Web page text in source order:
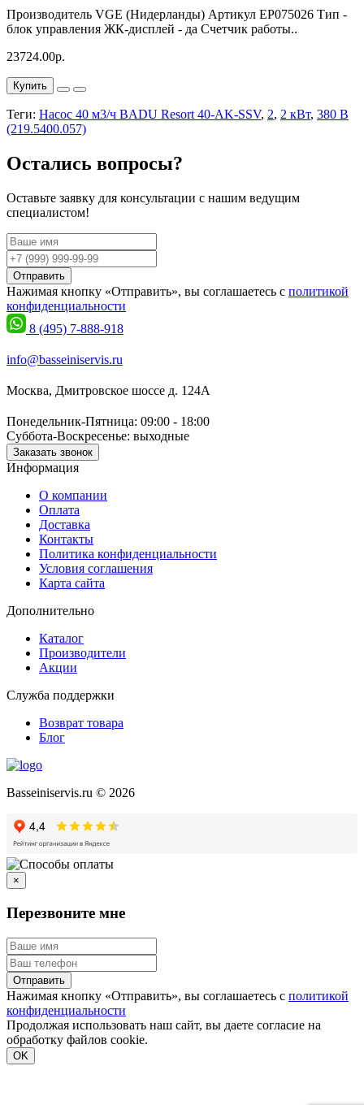
Производитель VGE (Нидерланды) Артикул EP075026 Тип -
блок управления ЖК-дисплей - да Счетчик работы..
23724.00р.
Купить
Теги: Насос 40 м3/ч BADU Resort 40-AK-SSV, 2, 2 кВт, 380 В
(219.5400.057)
Остались вопросы?
Оставьте заявку для консультации с нашим ведущим
специалистом!
Отправить
Нажимая кнопку «Отправить», вы соглашаетесь с политикой
конфиденциальности
8 (495) 7-888-918
info@basseiniservis.ru
Москва, Дмитровское шоссе д. 124А
Понедельник-Пятница: 09:00 - 18:00
Суббота-Воскресенье: выходные
Заказать звонок
Информация
О компании
Оплата
Доставка
Контакты
Политика конфиденциальности
Условия соглашения
Карта сайта
Дополнительно
Каталог
Производители
Акции
Служба поддержки
Возврат товара
Блог
Basseiniservis.ru © 2026
×
Перезвоните мне
Отправить
Нажимая кнопку «Отправить», вы соглашаетесь с политикой
конфиденциальности
Продолжая использовать наш сайт, вы даете согласие на
обработку файлов cookie.
OK